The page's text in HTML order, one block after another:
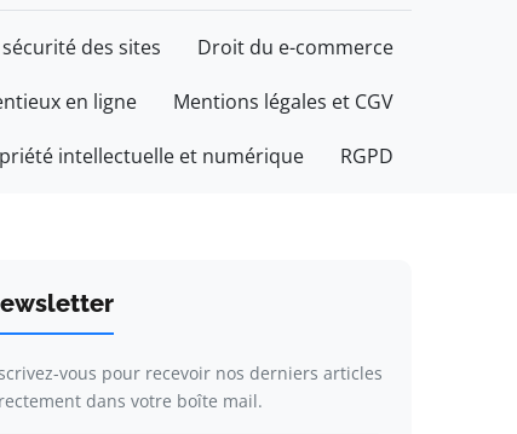
des sites Droit du e-commerce
en ligne Mentions légales et CGV
intellectuelle et numérique RGPD
vous pour recevoir nos derniers articles
dans votre boîte mail.